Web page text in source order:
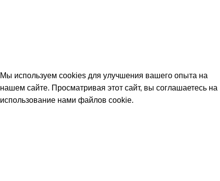
Мы используем cookies для улучшения вашего опыта на
нашем сайте. Просматривая этот сайт, вы соглашаетесь на
использование нами файлов cookie.